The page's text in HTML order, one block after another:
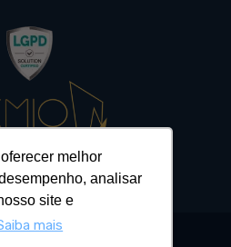
melhor
analisar
site e
mais